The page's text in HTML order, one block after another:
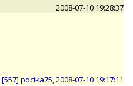
2008-07-10 19:28:37
[557] pocika75, 2008-07-10 19:17:11